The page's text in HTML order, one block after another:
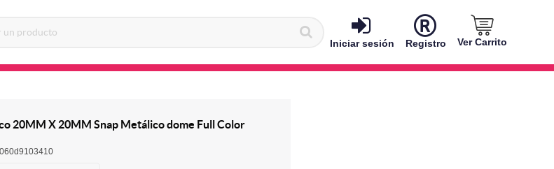
Iniciar sesión Registro Ver Carrito
20MM X 20MM Snap Metálico dome Full Color